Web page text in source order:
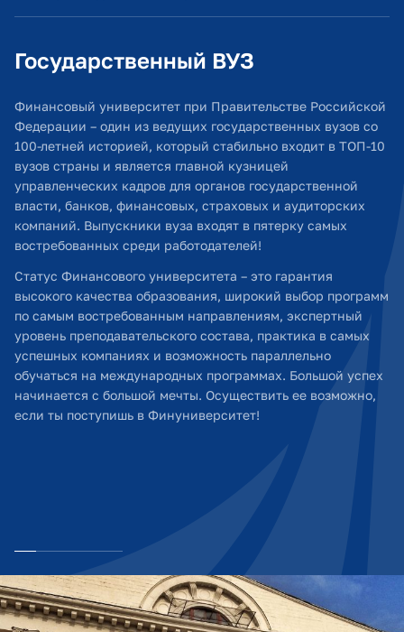
Государственный ВУЗ
Финансовый университет при Правительстве Российской
Федерации – один из ведущих государственных вузов со
100-летней историей, который стабильно входит в ТОП-10
вузов страны и является главной кузницей
управленческих кадров для органов государственной
власти, банков, финансовых, страховых и аудиторских
компаний. Выпускники вуза входят в пятерку самых
востребованных среди работодателей!
Статус Финансового университета – это гарантия
высокого качества образования, широкий выбор программ
по самым востребованным направлениям, экспертный
уровень преподавательского состава, практика в самых
успешных компаниях и возможность параллельно
обучаться на международных программах. Большой успех
начинается с большой мечты. Осуществить ее возможно,
если ты поступишь в Финуниверситет!